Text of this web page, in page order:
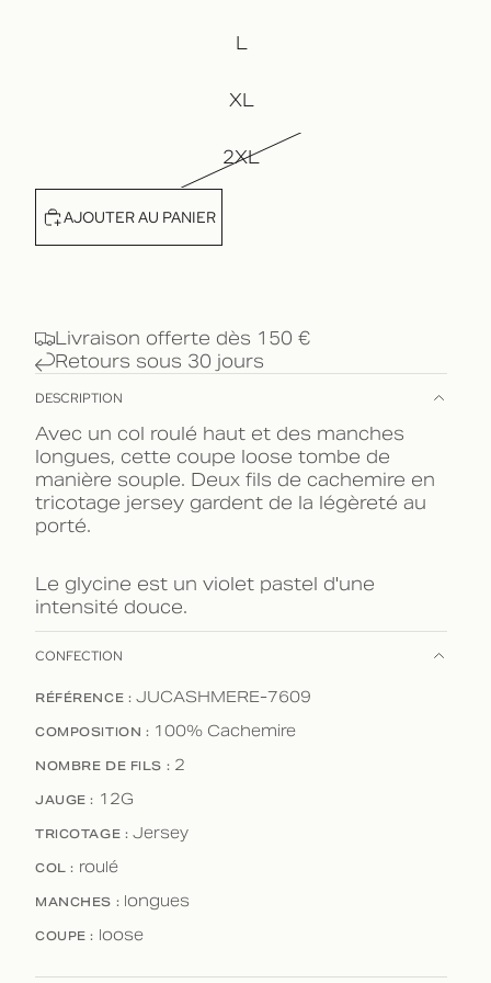
L
XL
2XL
AJOUTER AU PANIER
Livraison offerte dès 150 €
Retours sous 30 jours
DESCRIPTION
Avec un col roulé haut et des manches
longues, cette coupe loose tombe de
manière souple. Deux fils de cachemire en
tricotage jersey gardent de la légèreté au
porté.
Le glycine est un violet pastel d'une
intensité douce.
CONFECTION
RÉFÉRENCE : JUCASHMERE-7609
COMPOSITION : 100% Cachemire
NOMBRE DE FILS : 2
JAUGE : 12G
TRICOTAGE : Jersey
COL : roulé
MANCHES : longues
COUPE : loose